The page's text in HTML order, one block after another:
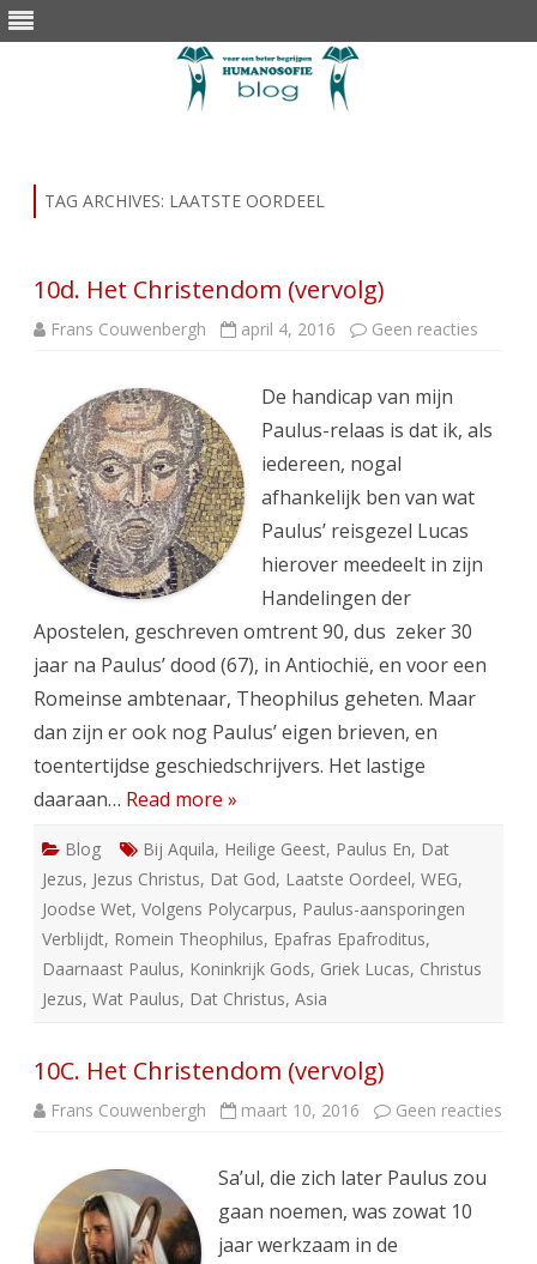
TAG ARCHIVES: LAATSTE OORDEEL
10d. Het Christendom (vervolg)
Frans Couwenbergh april 4, 2016 Geen reacties
De handicap van mijn
Paulus-relaas is dat ik, als
iedereen, nogal
afhankelijk ben van wat
Paulus’ reisgezel Lucas
hierover meedeelt in zijn
Handelingen der
Apostelen, geschreven omtrent 90, dus zeker 30
jaar na Paulus’ dood (67), in Antiochië, en voor een
Romeinse ambtenaar, Theophilus geheten. Maar
dan zijn er ook nog Paulus’ eigen brieven, en
toentertijdse geschiedschrijvers. Het lastige
daaraan… Read more »
Blog Bij Aquila, Heilige Geest, Paulus En, Dat
Jezus, Jezus Christus, Dat God, Laatste Oordeel, WEG,
Joodse Wet, Volgens Polycarpus, Paulus-aansporingen
Verblijdt, Romein Theophilus, Epafras Epafroditus,
Daarnaast Paulus, Koninkrijk Gods, Griek Lucas, Christus
Jezus, Wat Paulus, Dat Christus, Asia
10C. Het Christendom (vervolg)
Frans Couwenbergh maart 10, 2016 Geen reacties
Sa’ul, die zich later Paulus zou
gaan noemen, was zowat 10
jaar werkzaam in de